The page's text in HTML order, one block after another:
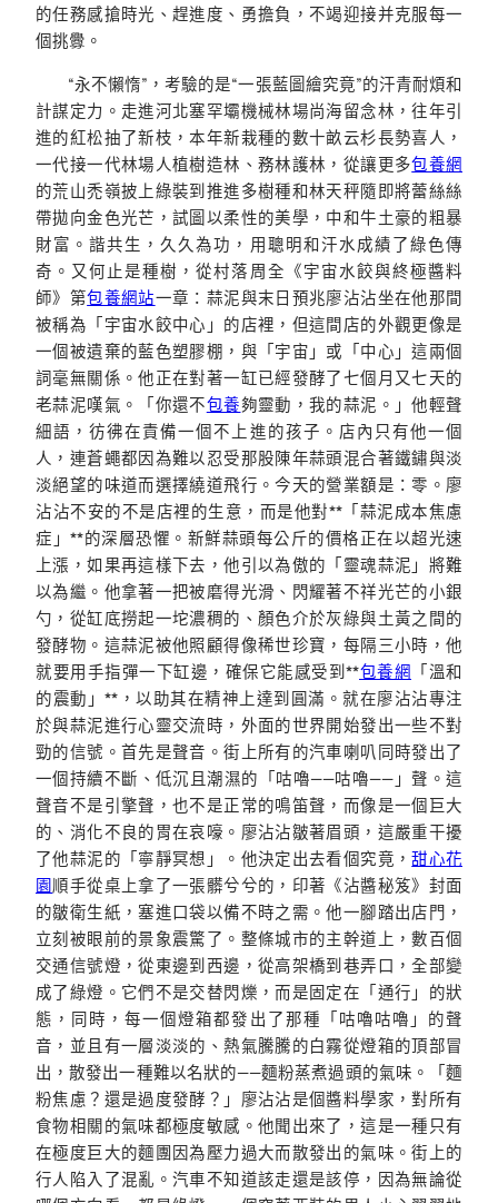
的任務感搶時光、趕進度、勇擔負，不竭迎接并克服每一
個挑釁。
“永不懶惰”，考驗的是“一張藍圖繪究竟”的汗青耐煩和
計謀定力。走進河北塞罕壩機械林場尚海留念林，往年引
進的紅松抽了新枝，本年新栽種的數十畝云杉長勢喜人，
一代接一代林場人植樹造林、務林護林，從讓更多包養網
的荒山禿嶺披上綠裝到推進多樹種和林天秤隨即將蕾絲絲
帶拋向金色光芒，試圖以柔性的美學，中和牛土豪的粗暴
財富。諧共生，久久為功，用聰明和汗水成績了綠色傳
奇。又何止是種樹，從村落周全《宇宙水餃與終極醬料
師》第包養網站一章：蒜泥與末日預兆廖沾沾坐在他那間
被稱為「宇宙水餃中心」的店裡，但這間店的外觀更像是
一個被遺棄的藍色塑膠棚，與「宇宙」或「中心」這兩個
詞毫無關係。他正在對著一缸已經發酵了七個月又七天的
老蒜泥嘆氣。「你還不包養夠靈動，我的蒜泥。」他輕聲
細語，彷彿在責備一個不上進的孩子。店內只有他一個
人，連蒼蠅都因為難以忍受那股陳年蒜頭混合著鐵鏽與淡
淡絕望的味道而選擇繞道飛行。今天的營業額是：零。廖
沾沾不安的不是店裡的生意，而是他對**「蒜泥成本焦慮
症」**的深層恐懼。新鮮蒜頭每公斤的價格正在以超光速
上漲，如果再這樣下去，他引以為傲的「靈魂蒜泥」將難
以為繼。他拿著一把被磨得光滑、閃耀著不祥光芒的小銀
勺，從缸底撈起一坨濃稠的、顏色介於灰綠與土黃之間的
發酵物。這蒜泥被他照顧得像稀世珍寶，每隔三小時，他
就要用手指彈一下缸邊，確保它能感受到**包養網 「溫和
的震動」**，以助其在精神上達到圓滿。就在廖沾沾專注
於與蒜泥進行心靈交流時，外面的世界開始發出一些不對
勁的信號。首先是聲音。街上所有的汽車喇叭同時發出了
一個持續不斷、低沉且潮濕的「咕嚕——咕嚕——」聲。這
聲音不是引擎聲，也不是正常的鳴笛聲，而像是一個巨大
的、消化不良的胃在哀嚎。廖沾沾皺著眉頭，這嚴重干擾
了他蒜泥的「寧靜冥想」。他決定出去看個究竟，甜心花
園順手從桌上拿了一張髒兮兮的，印著《沾醬秘笈》封面
的皺衛生紙，塞進口袋以備不時之需。他一腳踏出店門，
立刻被眼前的景象震驚了。整條城市的主幹道上，數百個
交通信號燈，從東邊到西邊，從高架橋到巷弄口，全部變
成了綠燈。它們不是交替閃爍，而是固定在「通行」的狀
態，同時，每一個燈箱都發出了那種「咕嚕咕嚕」的聲
音，並且有一層淡淡的、熱氣騰騰的白霧從燈箱的頂部冒
出，散發出一種難以名狀的——麵粉蒸煮過頭的氣味。「麵
粉焦慮？還是過度發酵？」廖沾沾是個醬料學家，對所有
食物相關的氣味都極度敏感。他聞出來了，這是一種只有
在極度巨大的麵團因為壓力過大而散發出的氣味。街上的
行人陷入了混亂。汽車不知道該走還是該停，因為無論從